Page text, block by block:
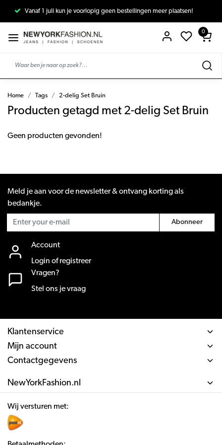
Vanaf 1 juli kun je voorlopig geen bestellingen meer plaatsen!
0
Home Tags 2-delig Set Bruin
Producten getagd met 2-delig Set Bruin
Geen producten gevonden!
Meld je aan voor de newsletter & ontvang korting als
bedankje.
Abonneer
Account
Login of registreer
Vragen?
Stel ons je vraag
Klantenservice
Mijn account
Contactgegevens
NewYorkFashion.nl
Wij versturen met: